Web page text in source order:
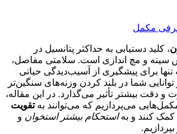
مکمل
، کلید دستیابی به حداکثر پتانسیل در
سینه و مچ اندازی است. سلامتی مفاصل،
تنها برای پیشگیری از آسیب‌دیدگی حیاتی
شما در بلند کردن وزنه‌های سنگین‌تر
و دقت بیشتر تأثیر می‌گذارد. در این مقاله،
می‌پردازیم که می‌توانند بهتقویت
کنند و بهاستحکام بیشتر استخوان و
بپردازیم.